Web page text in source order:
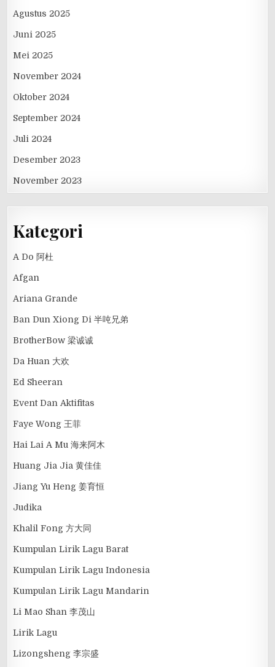
Agustus 2025
Juni 2025
Mei 2025
November 2024
Oktober 2024
September 2024
Juli 2024
Desember 2023
November 2023
Kategori
A Do 阿杜
Afgan
Ariana Grande
Ban Dun Xiong Di 半吨兄弟
BrotherBow 梁诚诚
Da Huan 大欢
Ed Sheeran
Event Dan Aktifitas
Faye Wong 王菲
Hai Lai A Mu 海来阿木
Huang Jia Jia 黄佳佳
Jiang Yu Heng 姜育恒
Judika
Khalil Fong 方大同
Kumpulan Lirik Lagu Barat
Kumpulan Lirik Lagu Indonesia
Kumpulan Lirik Lagu Mandarin
Li Mao Shan 李茂山
Lirik Lagu
Lizongsheng 李宗盛